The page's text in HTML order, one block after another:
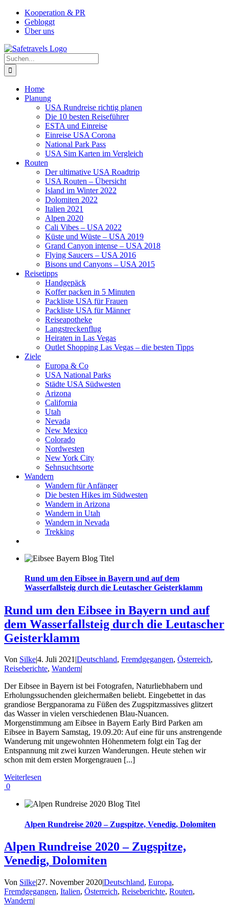
Zum
Inhalt
springen
Facebook
Instagram
YouTube
PinterestKooperation & PR
Gebloggt
Über uns
Suche
nach:
Home
Planung
USA Rundreise richtig planen
Die 10 besten Reiseführer
ESTA und Einreise
Einreise USA Corona
National Park Pass
USA Sim Karten im Vergleich
Routen
Der ultimative USA Roadtrip
USA Routen – Übersicht
Island im Winter 2022
Dolomiten 2022
Italien 2021
Alpen 2020
Cali Vibes – USA 2022
Küste und Wüste – USA 2019
Grand Canyon intense – USA 2018
Flying Saucers – USA 2016
Bisons und Canyons – USA 2015
Reisetipps
Handgepäck
Koffer packen in 5 Minuten
Packliste USA für Frauen
Packliste USA für Männer
Reiseapotheke
Langstreckenflug
Heiraten in Las Vegas
Outlet Shopping Las Vegas – die besten Tipps
Ziele
Europa & Co
USA National Parks
Städte USA Südwesten
Arizona
California
Utah
Nevada
New Mexico
Colorado
Nordwesten
New York City
Sehnsuchtsorte
Wandern
Wandern für Anfänger
Die besten Hikes im Südwesten
Wandern in Arizona
Wandern in Utah
Wandern in Nevada
Trekking
Rund um den Eibsee in Bayern und auf dem
Wasserfallsteig durch die Leutascher Geisterklamm
Rund um den Eibsee in Bayern und auf
dem Wasserfallsteig durch die Leutascher
Geisterklamm
Von Silke|4. Juli 2021|Deutschland, Fremdgegangen, Österreich,
Reiseberichte, Wandern|
Der Eibsee in Bayern ist bei Fotografen, Naturliebhabern und
Erholungssuchenden gleichermaßen beliebt. Eingebettet in das
grandiose Bergpanorama zu Füßen des Zugspitzmassives glitzert
das Wasser in vielen verschiedenen Blau-Nuancen.
Morgenstimmung am Eibsee in Bayern Early Bird Parken am
Eibsee in Bayern Samstag, 19.09.20: Auf eine für uns anstrengende
Wanderung mit ungewohnten Höhenmetern folgt ein Tag der
Entspannung mit zwei kurzen Wanderungen. Heute stehen wir
schon mit dem ersten Morgengrauen [...]
Weiterlesen
0
Alpen Rundreise 2020 – Zugspitze, Venedig, Dolomiten
Alpen Rundreise 2020 – Zugspitze,
Venedig, Dolomiten
Von Silke|27. November 2020|Deutschland, Europa,
Fremdgegangen, Italien, Österreich, Reiseberichte, Routen,
Wandern|